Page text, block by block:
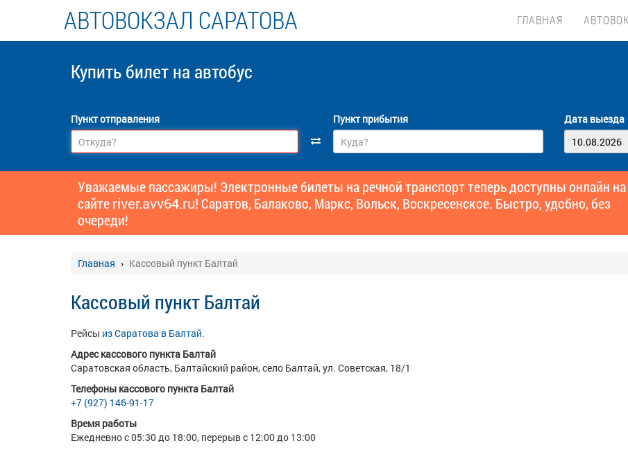
АВТОВОКЗАЛ САРАТОВА ГЛАВНАЯ
Купить билет на автобус
Пункт отправления Пункт прибытия Дата выезда
Уважаемые пассажиры! Электронные билеты на речной транспорт теперь доступны онлайн на
сайтеriver.avv64.ru! Саратов, Балаково, Маркс, Вольск, Воскресенское. Быстро, удобно, без
очереди!
Главная Кассовый пункт Балтай
Кассовый пункт Балтай
Рейсы из Саратова в Балтай.
Адрес кассового пункта Балтай
Саратовская область, Балтайский район, село Балтай, ул. Советская, 18/1
Телефоны кассового пункта Балтай
+7 (927) 146-91-17
Время работы
Ежедневно с 05:30 до 18:00, перерыв с 12:00 до 13:00